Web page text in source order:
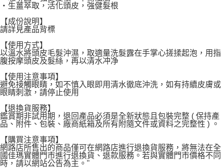
‧生薑萃取，活化頭皮，強健髮根
【成份說明】
請詳見產品背標
【使用方式】
以溫水將頭皮毛髮沖濕，取適量洗髮露在手掌心搓揉起泡，用指
腹按摩頭皮及髮絲，再以清水冲净
【使用注意事項】
避免接觸眼睛，如不慎入眼即用清水徹底沖洗，如有持續皮膚或
眼睛刺激，請停止使用
【退換貨服務】
鑑賞期非試用期，退回產品必須是全新狀態且包裝完整 ( 保持產
品、附件、包裝、廠商紙箱及所有附隨文件或資料之完整性 ) 。
【購買注意事項】
網路店所售出的商品僅可在網路店進行退換貨服務，將無法在全
國佳瑪實體門市進行退換貨、退款服務。若與實體門市價格不同
時，請以網站公告為主。"